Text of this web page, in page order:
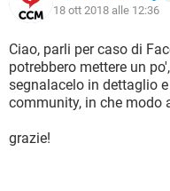
18 ott 2018 alle 12:36
Ciao, parli per caso di
potrebbero mettere un
segnalacelo in dettaglio
community, in che modo
grazie!